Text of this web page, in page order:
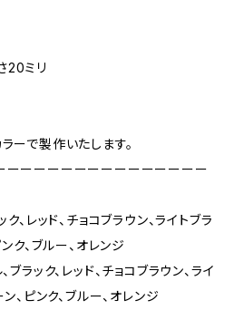
20ミリ
ーで製作いたします。
ーーーーーーーーーーーーーーー
、レッド、チョコブラウン、ライトブラ
ク、ブルー、オレンジ
ラック、レッド、チョコブラウン、ライ
、ピンク、ブルー、オレンジ